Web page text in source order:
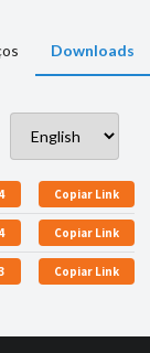
Downloads
Copiar Link
Copiar Link
Copiar Link